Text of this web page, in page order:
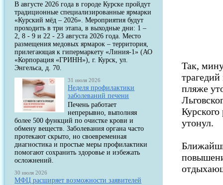
В августе 2026 года в городе Курске пройдут
традиционные специализированные ярмарки
«Курский мёд – 2026». Мероприятия будут
проходить в три этапа, в выходные дни: 1 –
2, 8 - 9 и 22 - 23 августа 2026 года. Место
размещения медовых ярмарок – территория,
прилегающая к гипермаркету «Линия-1» (АО
«Корпорация «ГРИНН»), г. Курск, ул.
Энгельса, д. 70.
31 июля 2026
Неделя профилактики
заболеваний печени
Печень работает
непрерывно, выполняя
более 500 функций по очистке крови и
обмену веществ. Заболевания органа часто
протекают скрыто, но своевременная
диагностика и простые меры профилактики
помогают сохранить здоровье и избежать
осложнений.
30 июля 2026
МФЦ расширяет возможности заявителей
Так,
пляже
утонул.